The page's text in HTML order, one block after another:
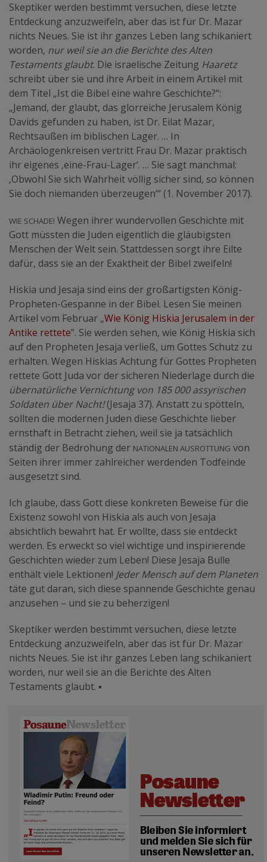
Skeptiker werden bestimmt versuchen, diese letzte
Entdeckung anzuzweifeln, aber das ist für Dr. Mazar
nichts Neues. Sie ist ihr ganzes Leben lang schikaniert
worden, nur weil sie an die Berichte des Alten
Testaments glaubt. Die israelische Zeitung Haaretz
schreibt über sie und ihre Arbeit in einem Artikel mit
dem Titel „Ist die Bibel eine wahre Geschichte?“:
„Jemand, der glaubt, das glorreiche Jerusalem König
Davids gefunden zu haben, ist Dr. Eilat Mazar,
Rechtsaußen im biblischen Lager. … In
Archäologenkreisen vertritt Frau Dr. Mazar praktisch
ihr eigenes ‚eine-Frau-Lager‘. … Sie sagt manchmal:
‚Obwohl Sie sich Wahrheit völlig sicher sind, so können
Sie doch niemanden überzeugen‘“ (1. November 2017).
Wie Schade! Wegen ihrer wundervollen Geschichte mit
Gott müssten die Juden eigentlich die gläubigsten
Menschen der Welt sein. Stattdessen sorgt ihre Eilte
dafür, dass sie an der Exaktheit der Bibel zweifeln!
Hiskia und Jesaja sind eins der großartigsten König-
Propheten-Gespanne in der Bibel. Lesen Sie meinen
Artikel vom Februar „Wie König Hiskia Jerusalem in der
Antike rettete”. Sie werden sehen, wie König Hiskia sich
auf den Propheten Jesaja verließ, um Gottes Schutz zu
erhalten. Wegen Hiskias Achtung für Gottes Propheten
rettete Gott Juda vor der sicheren Niederlage durch die
übernatürliche Vernichtung von 185 000 assyrischen
Soldaten über Nacht!(Jesaja 37). Anstatt zu spötteln,
sollten die modernen Juden diese Geschichte lieber
ernsthaft in Betracht ziehen, weil sie ja tatsächlich
ständig der Bedrohung der nationalen Ausrottung von
Seiten ihrer immer zahlreicher werdenden Todfeinde
ausgesetzt sind.
Ich glaube, dass Gott diese konkreten Beweise für die
Existenz sowohl von Hiskia als auch von Jesaja
absichtlich bewahrt hat. Er wollte, dass sie entdeckt
werden. Es erweckt so viel wichtige und inspirierende
Geschichten wieder zum Leben! Diese Jesaja Bulle
enthält viele Lektionen! Jeder Mensch auf dem Planeten
täte gut daran, sich diese spannende Geschichte genau
anzusehen – und sie zu beherzigen!
Skeptiker werden bestimmt versuchen, diese letzte
Entdeckung anzuzweifeln, aber das ist für Dr. Mazar
nichts Neues. Sie ist ihr ganzes Leben lang schikaniert
worden, nur weil sie an die Berichte des Alten
Testaments glaubt. ▪